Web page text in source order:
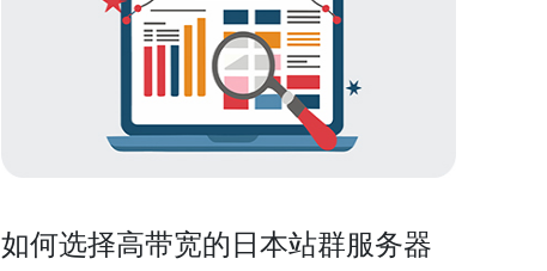
如何选择高带宽的日本站群服务器